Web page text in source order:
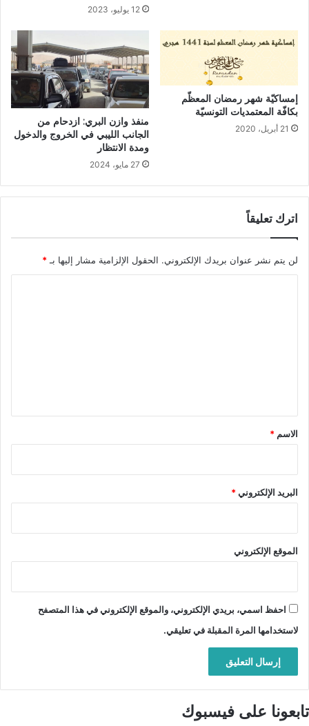
12 يوليو، 2023
إمساكيّة شهر رمضان المعظّم
بكافّة المعتمديات التونسيّة
21 أبريل، 2020
منفذ وازن البري: ازدحام من
الجانب الليبي في الخروج والدخول
ومدة الانتظار
27 مايو، 2024
اترك تعليقاً
لن يتم نشر عنوان بريدك الإلكتروني. الحقول الإلزامية مشار إليها بـ *
*
الاسم *
البريد الإلكتروني*
الموقع الإلكتروني
احفظ اسمي، بريدي الإلكتروني، والموقع الإلكتروني في هذا المتصفح
لاستخدامها المرة المقبلة في تعليقي.
تابعونا على فيسبوك